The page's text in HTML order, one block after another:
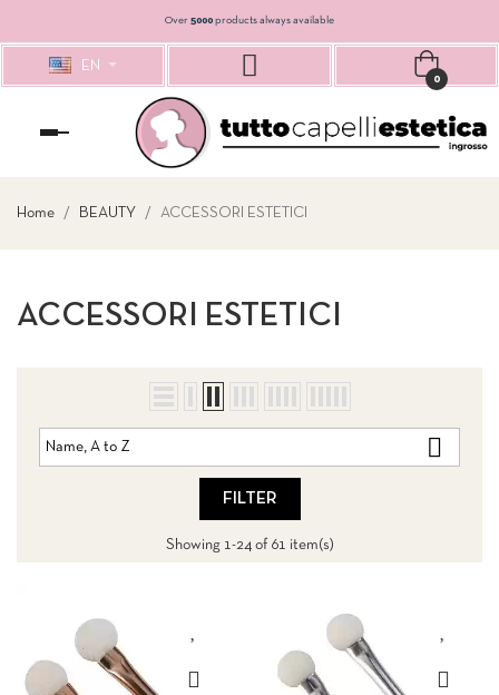
Over 5000 products always available
EN
0
Toggle
navigation
Home BEAUTY ACCESSORI ESTETICI
ACCESSORI ESTETICI
Name, A to Z 
FILTER
Showing 1-24 of 61 item(s)